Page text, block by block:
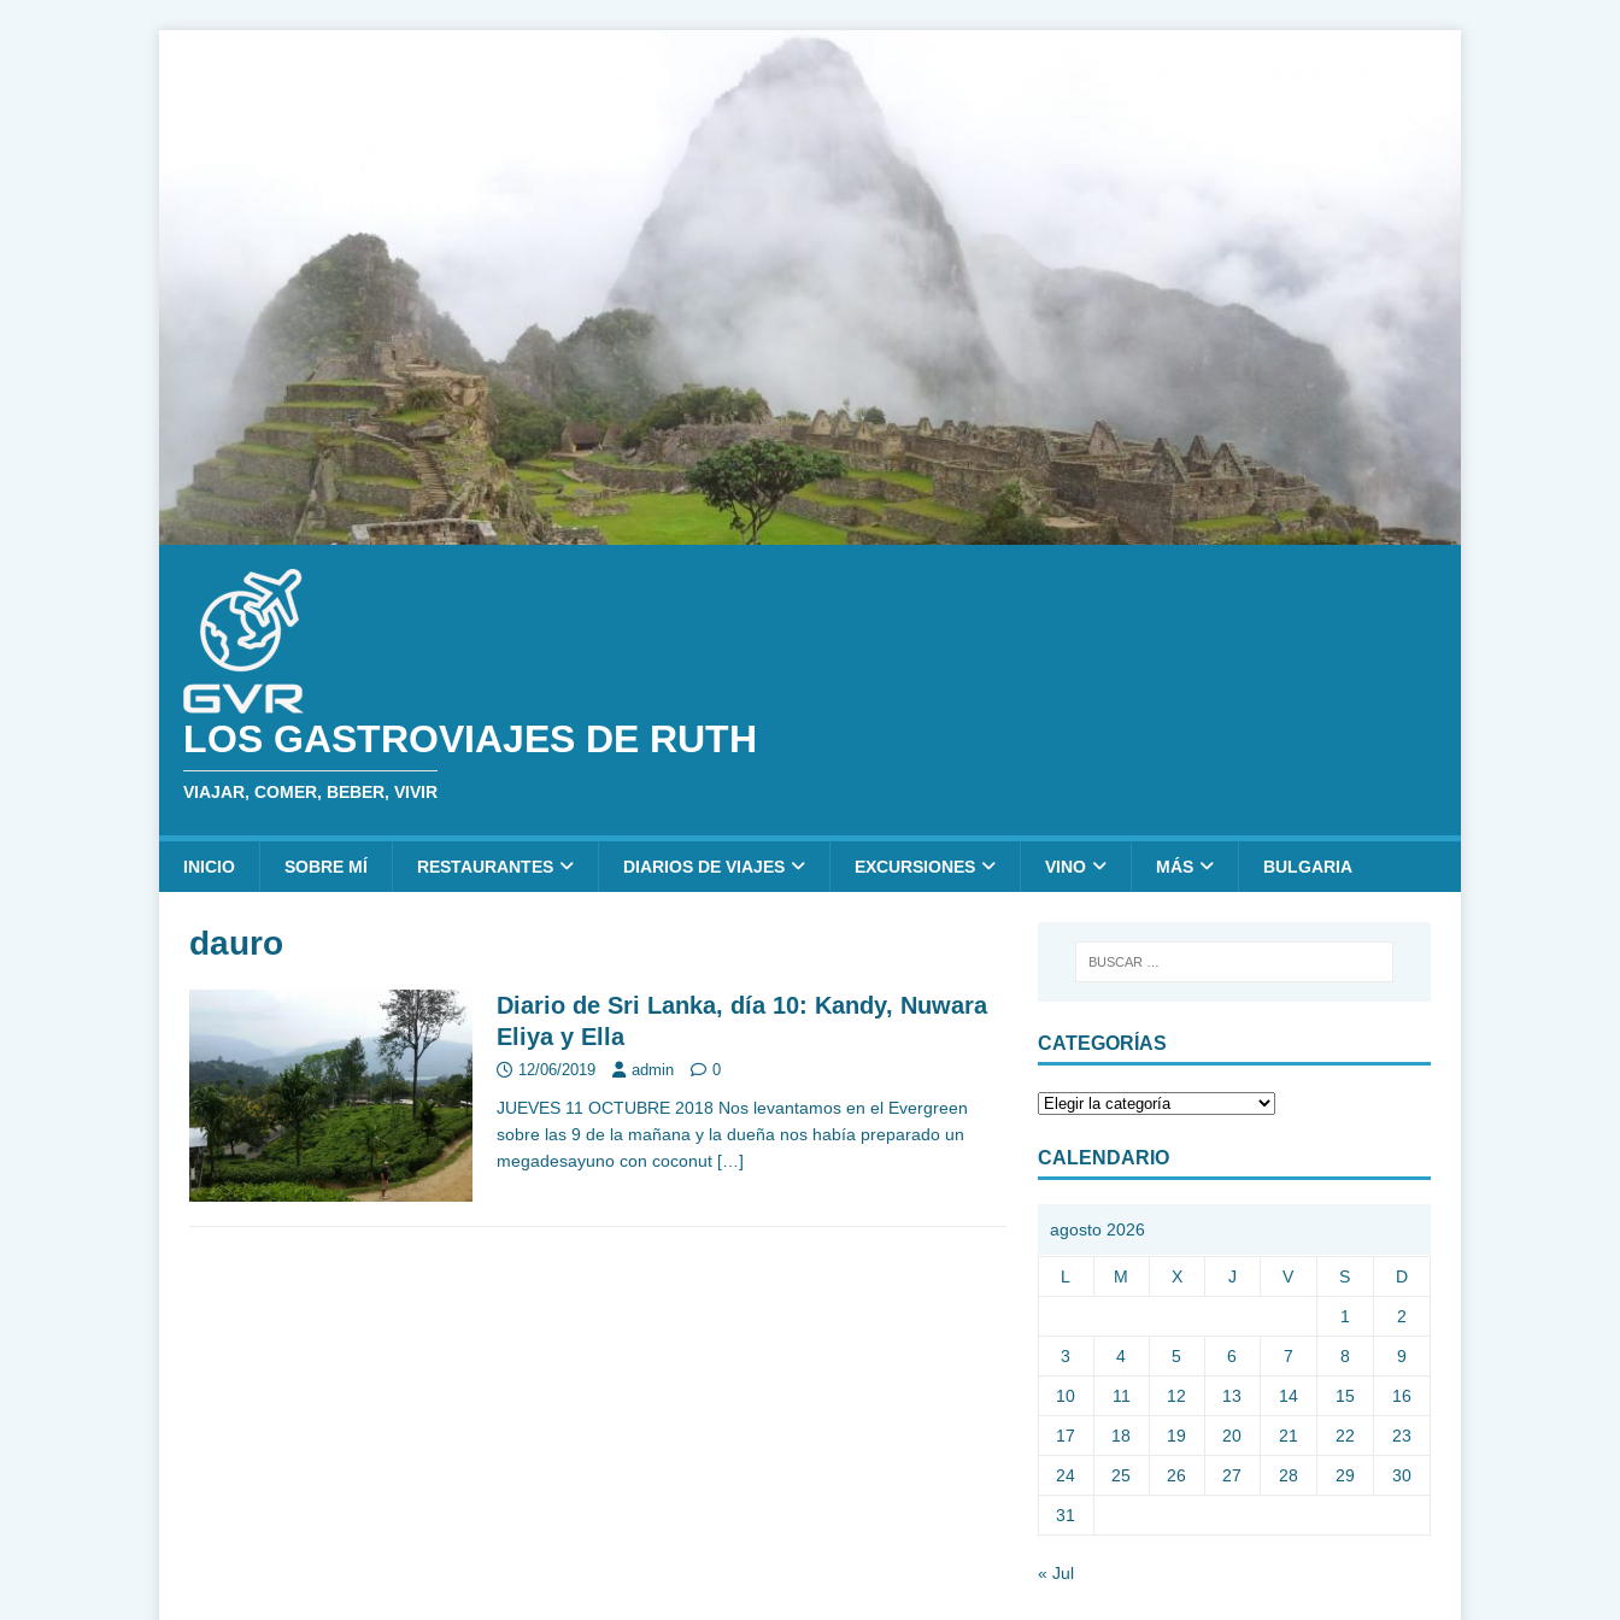
LOS GASTROVIAJES DE RUTH
VIAJAR, COMER, BEBER, VIVIR
INICIO SOBRE MÍ RESTAURANTES DIARIOS DE VIAJES EXCURSIONES VINO MÁS BULGARIA
dauro
Diario de Sri Lanka, día 10: Kandy, Nuwara
Eliya y Ella
12/06/2019 admin 0
JUEVES 11 OCTUBRE 2018 Nos levantamos en el Evergreen
sobre las 9 de la mañana y la dueña nos había preparado un
megadesayuno con coconut […]
CATEGORÍAS
CALENDARIO
agosto 2026
L M X J V S D
1 2
3 4 5 6 7 8 9
10 11 12 13 14 15 16
17 18 19 20 21 22 23
24 25 26 27 28 29 30
31
« Jul